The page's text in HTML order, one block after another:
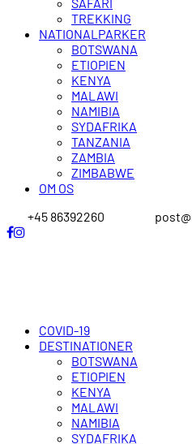
TREKKING
NATIONALPARKER
BOTSWANA
ETIOPIEN
KENYA
MALAWI
NAMIBIA
SYDAFRIKA
TANZANIA
ZAMBIA
ZIMBABWE
OM OS
+45 86392260
COVID-19
DESTINATIONER
BOTSWANA
ETIOPIEN
KENYA
MALAWI
NAMIBIA
SYDAFRIKA